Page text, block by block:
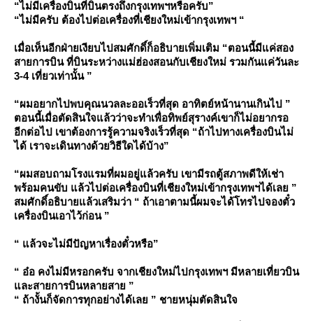
“ไม่มีเครื่องบินที่บินตรงถึงกรุงเทพฯหรือครับ”
“ไม่มีครับ ต้องไปต่อเครื่องที่เชียงใหม่เข้ากรุงเทพฯ “
เมื่อเห็นอีกฝ่ายเงียบไปสมศักดิ์ก็อธิบายเพิ่มเติม “ตอนนี้มีแค่สอง
สายการบิน ที่บินระหว่างแม่ฮ่องสอนกับเชียงใหม่ รวมกันแค่วันละ
3-4 เที่ยวเท่านั้น ”
“ผมอยากไปพบคุณนวลละออเร็วที่สุด อาทิตย์หน้านานเกินไป ”
ตอนนี้เมื่อตัดสินใจแล้วว่าจะทำเพื่อทิพย์สุรางค์เขาก็ไม่อยากรอ
อีกต่อไป เขาต้องการรู้ความจริงเร็วที่สุด “ถ้าไปทางเครื่องบินไม่
ได้ เราจะเดินทางด้วยวิธีใดได้บ้าง”
“ผมสอบถามโรงแรมที่ผมอยู่แล้วครับ เขามีรถตู้สภาพดีให้เช่า
พร้อมคนขับ แล้วไปต่อเครื่องบินที่เชียงใหม่เข้ากรุงเทพฯได้เลย ”
สมศักดิ์อธิบายแล้วเสริมว่า “ ถ้าเอาตามนี้ผมจะได้โทรไปจองตั๋ว
เครื่องบินเอาไว้ก่อน ”
“ แล้วจะไม่มีปัญหาเรื่องตั๋วหรือ”
“ อ๋อ คงไม่มีหรอกครับ จากเชียงใหม่ไปกรุงเทพฯ มีหลายเที่ยวบิน
ละสายการบินหลายสาย ”
“ ถ้างั้นก็จัดการทุกอย่างได้เลย ” ชายหนุ่มตัดสินใจ